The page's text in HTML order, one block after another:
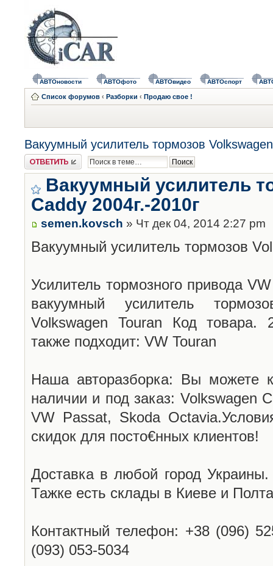
АВТОновости АВТОфото АВТОвидео АВТОспорт
Список форумов ‹ Разборки ‹ Продаю свое !
Вакуумный усилитель тормозов
Ответить
Вакуумный усилитель
Caddy 2004г.-2010г
semen.kovsch » Чт дек 04, 2014 2:27 pm
Вакуумный усилитель тормозов
Усилитель тормозного привода
вакуумный усилитель
Volkswagen Touran Код товара.
также подходит: VW Touran
Наша авторазборка: Вы можете
наличии и под заказ: Volkswagen
VW Passat, Skoda
скидок для посто€нных клиентов!
Доставка в любой город
Тажке есть склады в Киеве и
Контактный телефон: +38 (096)
(093) 053-5034